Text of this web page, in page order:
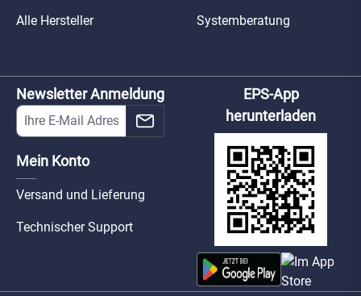
Alle Hersteller Systemberatung
Newsletter Anmeldung
Mein Konto
Versand und Lieferung
Technischer Support
EPS-App
herunterladen